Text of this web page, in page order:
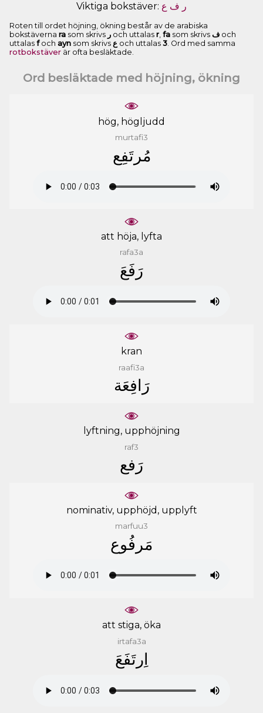
Viktiga bokstäver: ﺭ ﻑ ﻉ
Roten till ordet höjning, ökning består av de arabiska
bokstäverna ra som skrivs ﺭ och uttalas r, fa som skrivs ﻑ och
uttalas foch ayn som skrivs ﻉ och uttalas 3. Ord med samma
rotbokstäver är ofta besläktade.
Ord besläktade med höjning, ökning
hög, högljudd
murtafi3
ﻣُﺮﺗَﻔِﻊ
att höja, lyfta
rafa3a
ﺭَﻓَﻊَ
kran
raafi3a
ﺭَﺍﻓِﻌَﺔ
lyftning, upphöjning
raf3
ﺭَﻓﻊ
nominativ, upphöjd, upplyft
marfuu3
ﻣَﺮﻓُﻮﻉ
att stiga, öka
irtafa3a
ﺍِﺭﺗَﻔَﻊَ